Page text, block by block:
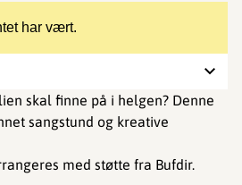
har vært.
skal finne på i helgen? Denne
sangstund og kreative
med støtte fra Bufdir.